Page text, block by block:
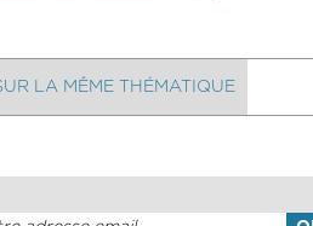
LA MÊME THÉMATIQUE